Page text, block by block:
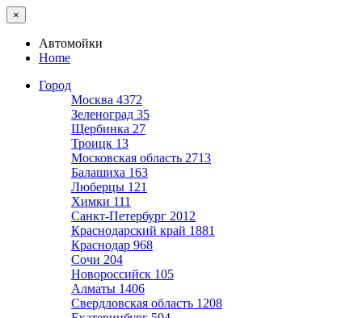
×
Автомойки
Home
Город
Москва 4372
Зеленоград 35
Щербинка 27
Троицк 13
Московская область 2713
Балашиха 163
Люберцы 121
Химки 111
Санкт-Петербург 2012
Краснодарский край 1881
Краснодар 968
Сочи 204
Новороссийск 105
Алматы 1406
Свердловская область 1208